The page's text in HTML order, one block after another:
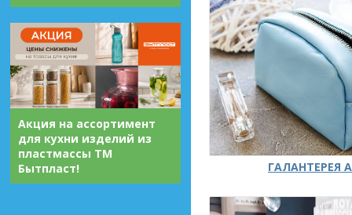
Акция на ассортимент
для кухни изделий из
пластмассы ТМ
Бытпласт!
ГАЛАНТЕРЕЯ